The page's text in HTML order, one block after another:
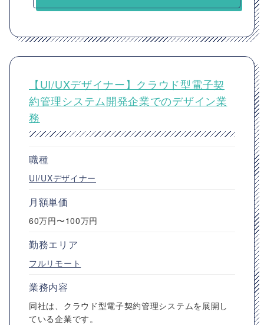
【UI/UXデザイナー】クラウド型電子契
約管理システム開発企業でのデザイン業
務
職種
UI/UXデザイナー
月額単価
60万円〜100万円
勤務エリア
フルリモート
業務内容
同社は、クラウド型電子契約管理システムを展開し
ている企業です。